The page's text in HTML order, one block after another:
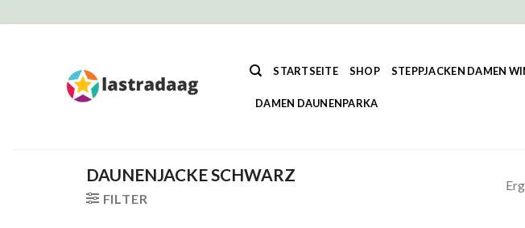
STARTSEITE SHOP STEPPJACKEN DAMEN
DAMEN DAUNENPARKA
DAUNENJACKE SCHWARZ
FILTER